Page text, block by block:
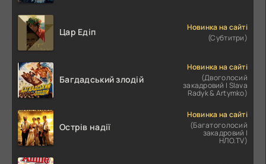
Цар Едіп
Новинка на сайті
(Субтитри)
Багдадський злодій
Новинка на сайті
(Двоголосий
закадровий | Slava
Radyk & Artymko)
Острів надії
Новинка на сайті
(Багатоголосий
закадровий |
НЛО.TV)